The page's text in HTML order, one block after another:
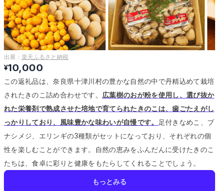
出展： 楽天ふるさと納税
¥10,000
この返礼品は、奈良県十津川村の豊かな自然の中で丹精込めて栽培
されたきのこ詰め合わせです。 広葉樹のおが粉を使用し、選び抜か
れた栄養剤で熟成させた培地で育てられたきのこは、歯ごたえがし
っかりしており、風味豊かな味わいが自慢です。
足付きなめこ、ブ
ナシメジ、エリンギの3種類がセットになっており、それぞれの個
性を楽しむことができます。
自然の恵みをふんだんに受けたきのこ
たちは、食卓に彩りと健康をもたらしてくれることでしょう。
もっとみる